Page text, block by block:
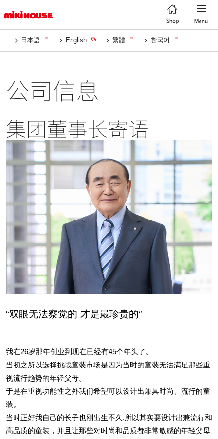
日本語 English 繁體 한국어
公司信息
集团董事长寄语
“双眼无法察觉的 才是最珍贵的”
我在26岁那年创业到现在已经有45个年头了。
当初之所以选择挑战童装市场是因为当时的童装无法满足那些重
视流行趋势的年轻父母。
于是在重视功能性之外我们希望可以设计出兼具时尚、流行的童
装。
当时正好我自己的长子也刚出生不久,所以其实要设计出兼流行和
高品质的童装，并且让那些对时尚和品质都非常敏感的年轻父母